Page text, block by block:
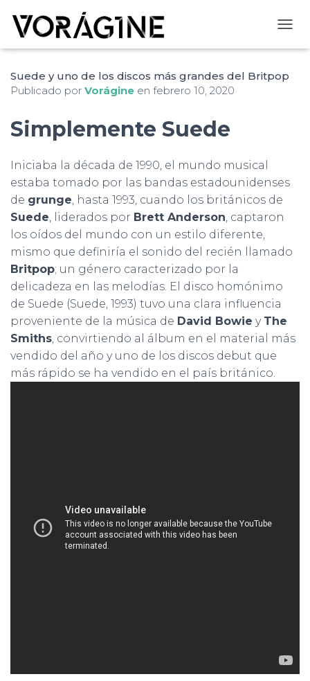
Suede y uno de los discos más grandes del Britpop
Publicado por Vorágine en febrero 10, 2020
Simplemente Suede
Iniciaba la década de 1990, el mundo musical
estaba tomado por las bandas estadounidenses
de grunge, hasta 1993, cuando los británicos de
Suede, liderados por Brett Anderson, captaron
los oídos del mundo con un estilo diferente,
mismo que definiría el sonido del recién llamado
Britpop; un género caracterizado por la
delicadeza en las melodías. El disco homónimo
de Suede (Suede, 1993) tuvo una clara influencia
proveniente de la música de David Bowie y The
Smiths, convirtiendo al álbum en el material más
vendido del año y uno de los discos debut que
más rápido se ha vendido en el país británico.